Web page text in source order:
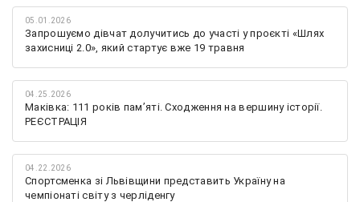
05.01.2026
Запрошуємо дівчат долучитись до участі у проєкті «Шлях
захисниці 2.0», який стартує вже 19 травня
04.25.2026
Маківка: 111 років пам’яті. Сходження на вершину історії.
РЕЄСТРАЦІЯ
04.22.2026
Спортсменка зі Львівщини представить Україну на
чемпіонаті світу з черліденгу